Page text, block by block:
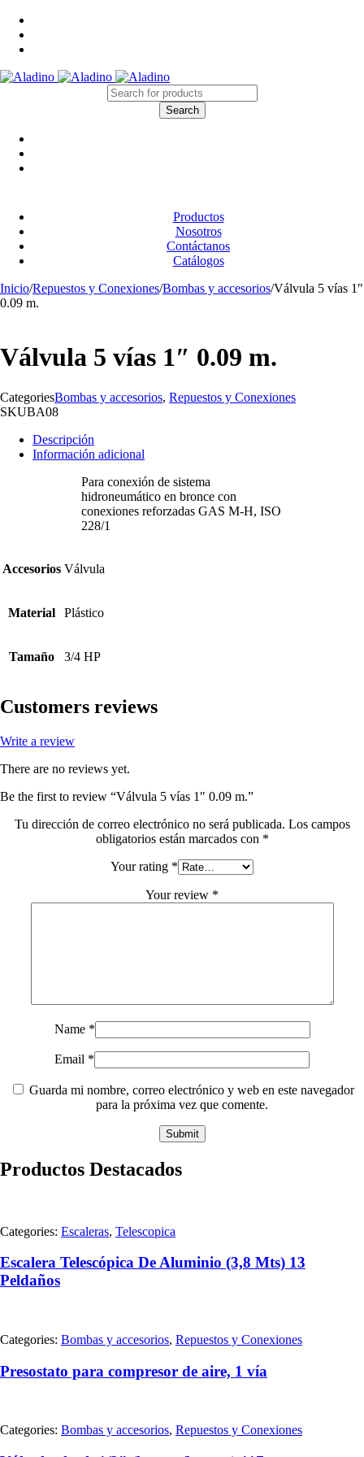
Productos
Nosotros
Contáctanos
Catálogos
Inicio/Repuestos y Conexiones/Bombas y accesorios/Válvula 5 vías 1″
0.09 m.
Válvula 5 vías 1″ 0.09 m.
CategoriesBombas y accesorios, Repuestos y Conexiones
SKUBA08
Descripción
Información adicional
Para conexión de sistema
hidroneumático en bronce con
conexiones reforzadas GAS M-H, ISO
228/1
Accesorios Válvula
Material Plástico
Tamaño 3/4 HP
Customers reviews
Write a review
There are no reviews yet.
Be the first to review “Válvula 5 vías 1″ 0.09 m.”
Tu dirección de correo electrónico no será publicada. Los campos
obligatorios están marcados con *
Your rating *
Your review *
Name *
Email *
Guarda mi nombre, correo electrónico y web en este navegador
para la próxima vez que comente.
Productos Destacados
Categories: Escaleras, Telescopica
Escalera Telescópica De Aluminio (3,8 Mts) 13
Peldaños
Categories: Bombas y accesorios, Repuestos y Conexiones
Presostato para compresor de aire, 1 vía
Categories: Bombas y accesorios, Repuestos y Conexiones